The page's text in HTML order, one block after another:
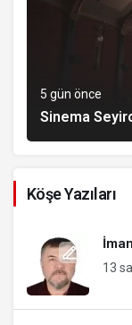
5 gün önce
Sinema
Köşe Yazıları
13